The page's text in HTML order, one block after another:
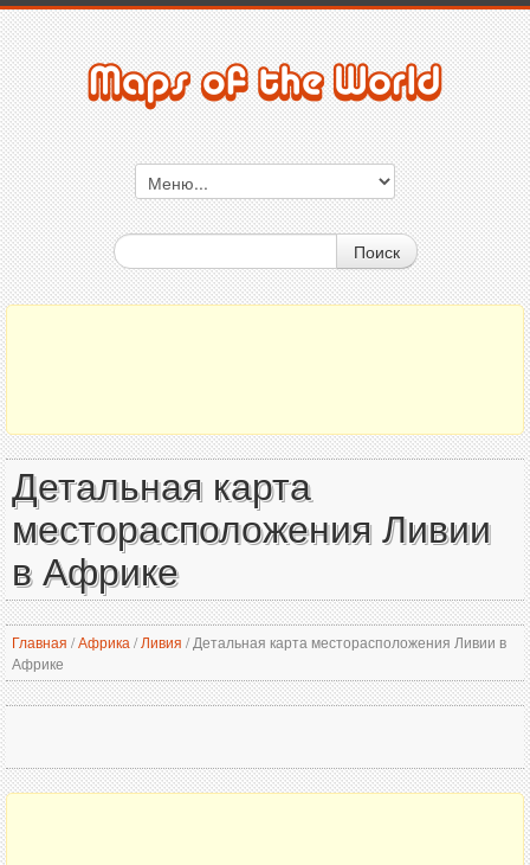
Поиск
Детальная карта
месторасположения Ливии
в Африке
Главная /Африка / Ливия /Детальная карта месторасположения Ливии в
Африке